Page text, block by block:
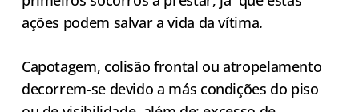
ações podem salvar a vida da vítima.
Capotagem, colisão frontal ou atropelamento
decorrem-se devido a más condições do piso